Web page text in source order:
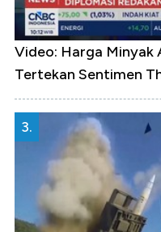
Video: Harga Minyak
Tertekan Sentimen
3.